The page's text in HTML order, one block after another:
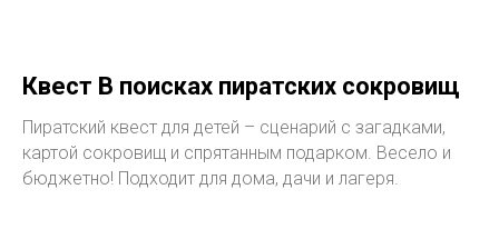
Квест В поисках пиратских сокровищ
Пиратский квест для детей – сценарий с загадками,
картой сокровищ и спрятанным подарком. Весело и
бюджетно! Подходит для дома, дачи и лагеря.